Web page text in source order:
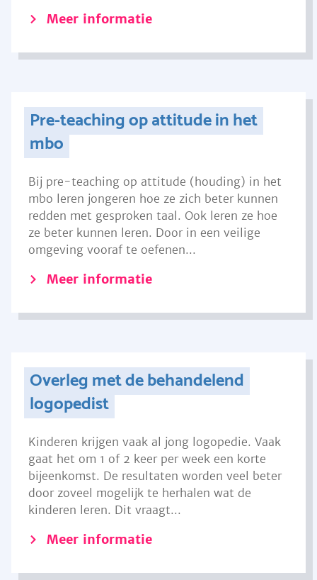
Meer informatie
Pre-teaching op attitude in het
mbo
Bij pre-teaching op attitude (houding) in het
mbo leren jongeren hoe ze zich beter kunnen
redden met gesproken taal. Ook leren ze hoe
ze beter kunnen leren. Door in een veilige
omgeving vooraf te oefenen...
Meer informatie
Overleg met de behandelend
logopedist
Kinderen krijgen vaak al jong logopedie. Vaak
gaat het om 1 of 2 keer per week een korte
bijeenkomst. De resultaten worden veel beter
door zoveel mogelijk te herhalen wat de
kinderen leren. Dit vraagt...
Meer informatie